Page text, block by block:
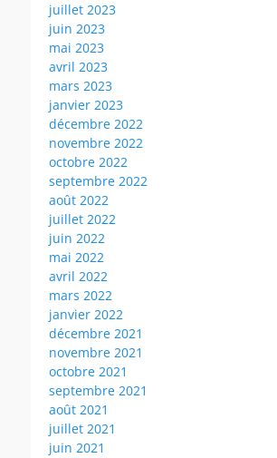
juillet 2023
juin 2023
mai 2023
avril 2023
mars 2023
janvier 2023
décembre 2022
novembre 2022
octobre 2022
septembre 2022
août 2022
juillet 2022
juin 2022
mai 2022
avril 2022
mars 2022
janvier 2022
décembre 2021
novembre 2021
octobre 2021
septembre 2021
août 2021
juillet 2021
juin 2021